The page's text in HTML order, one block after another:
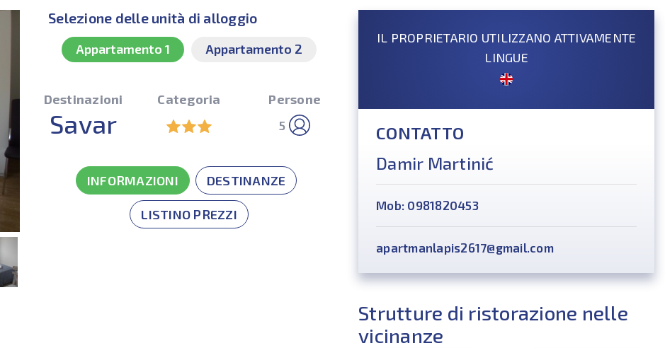
Selezione delle unità di alloggio
Appartamento 1 Appartamento 2
Destinazioni
Savar
Categoria
Persone
5
INFORMAZIONI DESTINANZE
LISTINO PREZZI
IL PROPRIETARIO UTILIZZANO ATTIVAMENTE
LINGUE
CONTATTO
Damir Martinić
Mob: 0981820453
apartmanlapis2617@gmail.com
Strutture di ristorazione nelle
vicinanze